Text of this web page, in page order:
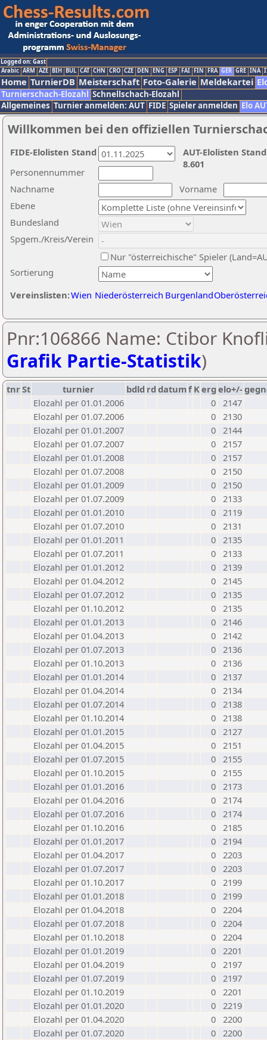
Logged on: Gast
Arabic ARM AZE BIH BUL CAT CHN CRO CZE DEN ENG ESP FAI FIN FRA GER GRE INA
Home TurnierDB Meisterschaft Foto-Galerie Meldekartei
Turnierschach-Elozahl Schnellschach-Elozahl
Allgemeines Turnier anmelden: AUT FIDE Spieler anmelden Elo
Willkommen bei den offiziellen
Nachname
Vorname
Ebene
Sortierung
Personennummer
Bundesland
Spgem./Kreis/Verein
Nur "österreichische" Spieler
Vereinslisten:Wien Niederösterreich Burgenland
AUT-Elolisten
8.601
FIDE-Elolisten Stand
Pnr:106866 Name: Ctibor
Grafik Partie-Statistik)
tnrSt turnier bdld rd datumf Kerg elo+/-
Elozahl per 01.01.2006
0 2147
Elozahl per 01.07.2006
0 2130
Elozahl per 01.01.2007
0 2144
Elozahl per 01.07.2007
0 2157
Elozahl per 01.01.2008
0 2157
Elozahl per 01.07.2008
0 2150
Elozahl per 01.01.2009
0 2150
Elozahl per 01.07.2009
0 2133
Elozahl per 01.01.2010
0 2119
Elozahl per 01.07.2010
0 2131
Elozahl per 01.01.2011
0 2135
Elozahl per 01.07.2011
0 2133
Elozahl per 01.01.2012
0 2139
Elozahl per 01.04.2012
0 2145
Elozahl per 01.07.2012
0 2135
Elozahl per 01.10.2012
0 2135
Elozahl per 01.01.2013
0 2146
Elozahl per 01.04.2013
0 2142
Elozahl per 01.07.2013
0 2136
Elozahl per 01.10.2013
0 2136
Elozahl per 01.01.2014
0 2137
Elozahl per 01.04.2014
0 2134
Elozahl per 01.07.2014
0 2138
Elozahl per 01.10.2014
0 2138
Elozahl per 01.01.2015
0 2127
Elozahl per 01.04.2015
0 2151
Elozahl per 01.07.2015
0 2155
Elozahl per 01.10.2015
0 2155
Elozahl per 01.01.2016
0 2173
Elozahl per 01.04.2016
0 2174
Elozahl per 01.07.2016
0 2174
Elozahl per 01.10.2016
0 2185
Elozahl per 01.01.2017
0 2194
Elozahl per 01.04.2017
0 2203
Elozahl per 01.07.2017
0 2203
Elozahl per 01.10.2017
0 2199
Elozahl per 01.01.2018
0 2199
Elozahl per 01.04.2018
0 2204
Elozahl per 01.07.2018
0 2204
Elozahl per 01.10.2018
0 2204
Elozahl per 01.01.2019
0 2201
Elozahl per 01.04.2019
0 2197
Elozahl per 01.07.2019
0 2197
Elozahl per 01.10.2019
0 2201
Elozahl per 01.01.2020
0 2219
Elozahl per 01.04.2020
0 2200
Elozahl per 01.07.2020
0 2200